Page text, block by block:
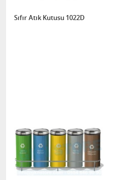
Sıfır Atık Kutusu 1022D